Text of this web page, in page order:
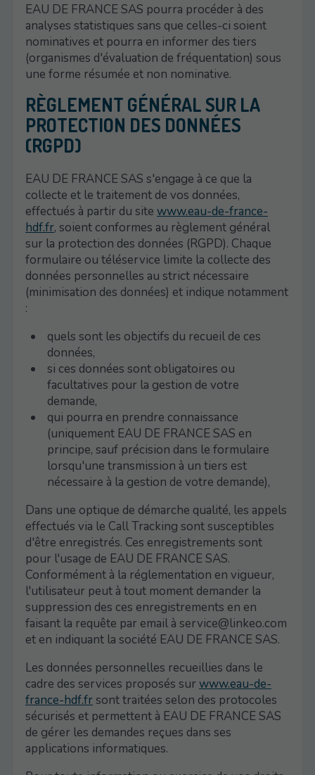
EAU DE FRANCE SAS pourra procéder à des
analyses statistiques sans que celles-ci soient
nominatives et pourra en informer des tiers
(organismes d'évaluation de fréquentation) sous
une forme résumée et non nominative.
RÈGLEMENT GÉNÉRAL SUR LA
PROTECTION DES DONNÉES
(RGPD)
EAU DE FRANCE SAS s'engage à ce que la
collecte et le traitement de vos données,
effectués à partir du site www.eau-de-france-
hdf.fr, soient conformes au règlement général
sur la protection des données (RGPD). Chaque
formulaire ou téléservice limite la collecte des
données personnelles au strict nécessaire
(minimisation des données) et indique notamment
:
quels sont les objectifs du recueil de ces
données,
si ces données sont obligatoires ou
facultatives pour la gestion de votre
demande,
qui pourra en prendre connaissance
(uniquement EAU DE FRANCE SAS en
principe, sauf précision dans le formulaire
lorsqu'une transmission à un tiers est
nécessaire à la gestion de votre demande),
Dans une optique de démarche qualité, les appels
effectués via le Call Tracking sont susceptibles
d'être enregistrés. Ces enregistrements sont
pour l'usage de EAU DE FRANCE SAS.
Conformément à la réglementation en vigueur,
l'utilisateur peut à tout moment demander la
suppression des ces enregistrements en en
faisant la requête par email à service@linkeo.com
et en indiquant la société EAU DE FRANCE SAS.
Les données personnelles recueillies dans le
cadre des services proposés sur www.eau-de-
france-hdf.frsont traitées selon des protocoles
sécurisés et permettent à EAU DE FRANCE SAS
de gérer les demandes reçues dans ses
applications informatiques.